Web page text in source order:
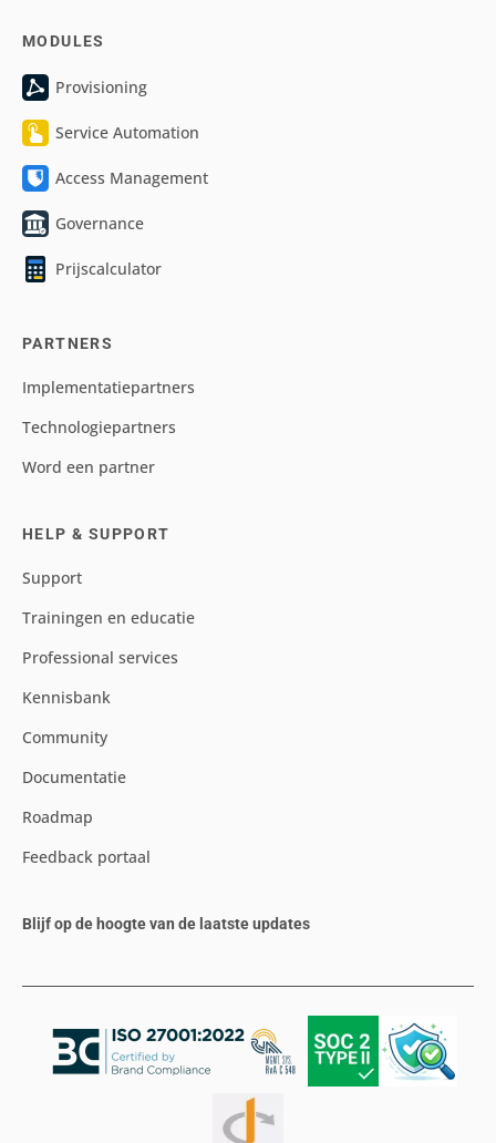
MODULES
Provisioning
Service Automation
Access Management
Governance
Prijscalculator
PARTNERS
Implementatiepartners
Technologiepartners
Word een partner
HELP & SUPPORT
Support
Trainingen en educatie
Professional services
Kennisbank
Community
Documentatie
Roadmap
Feedback portaal
Blijf op de hoogte van de laatste updates